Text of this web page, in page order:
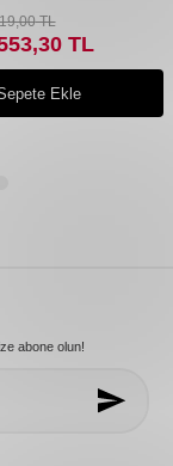
TL
TL
Ekle
abone olun!